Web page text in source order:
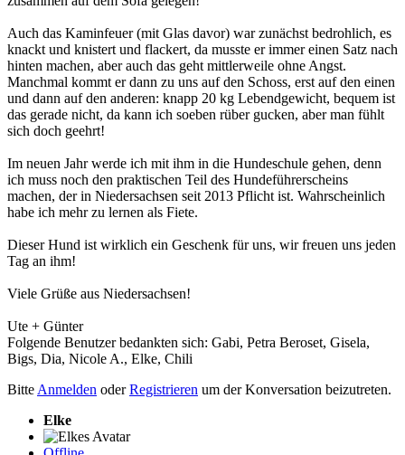
Auch das Kaminfeuer (mit Glas davor) war zunächst bedrohlich, es
knackt und knistert und flackert, da musste er immer einen Satz nach
hinten machen, aber auch das geht mittlerweile ohne Angst.
Manchmal kommt er dann zu uns auf den Schoss, erst auf den einen
und dann auf den anderen: knapp 20 kg Lebendgewicht, bequem ist
das gerade nicht, da kann ich soeben rüber gucken, aber man fühlt
sich doch geehrt!
Im neuen Jahr werde ich mit ihm in die Hundeschule gehen, denn
ich muss noch den praktischen Teil des Hundeführerscheins
machen, der in Niedersachsen seit 2013 Pflicht ist. Wahrscheinlich
habe ich mehr zu lernen als Fiete.
Dieser Hund ist wirklich ein Geschenk für uns, wir freuen uns jeden
Tag an ihm!
Viele Grüße aus Niedersachsen!
Ute + Günter
Folgende Benutzer bedankten sich: Gabi, Petra Beroset, Gisela,
Bigs, Dia, Nicole A., Elke, Chili
BitteAnmelden oderRegistrieren um der Konversation beizutreten.
Elke